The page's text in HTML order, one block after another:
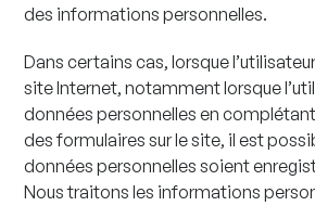
des informations personnelles.
Dans certains cas, lorsque
site Internet, notamment lorsque
données personnelles en
des formulaires sur le site, il est
données personnelles soient
Nous traitons les informations